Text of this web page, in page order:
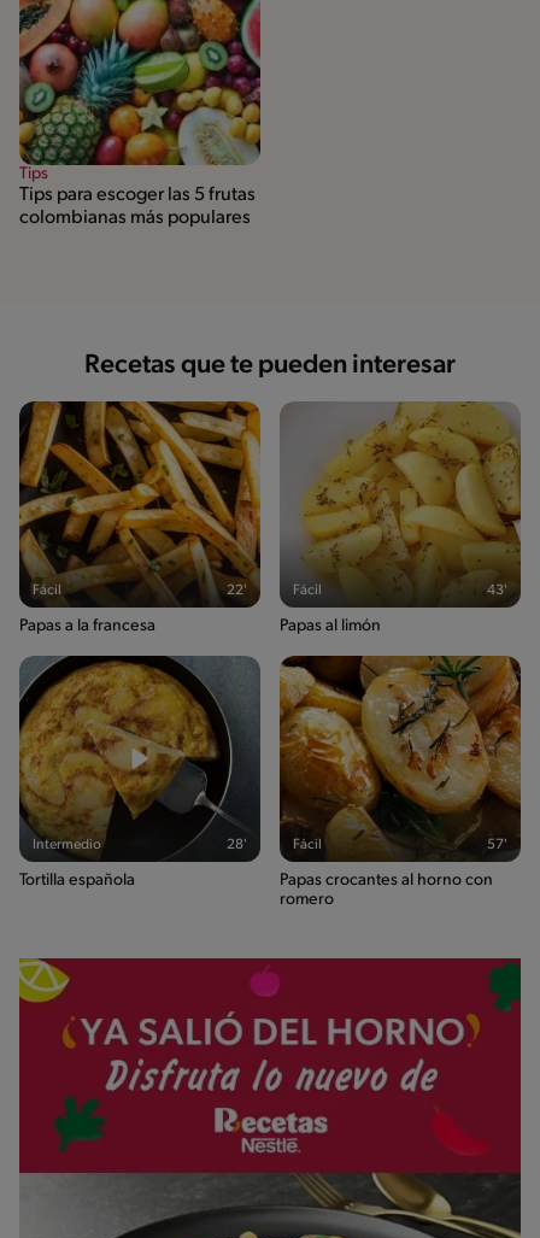
Tips
Tips para escoger las 5 frutas
colombianas más populares
Recetas que te pueden interesar
Fácil 22'
Papas a la francesa
Fácil 43'
Papas al limón
Intermedio 28'
Tortilla española
Fácil 57'
Papas crocantes al horno con
romero